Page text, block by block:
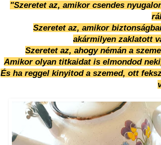
"Szeretet az, amikor csendes
Szeretet az, amikor
akármilyen zaklatott
Szeretet az, ahogy némán a
Amikor olyan titkaidat is elmondod
És ha reggel kinyitod a szemed, ott